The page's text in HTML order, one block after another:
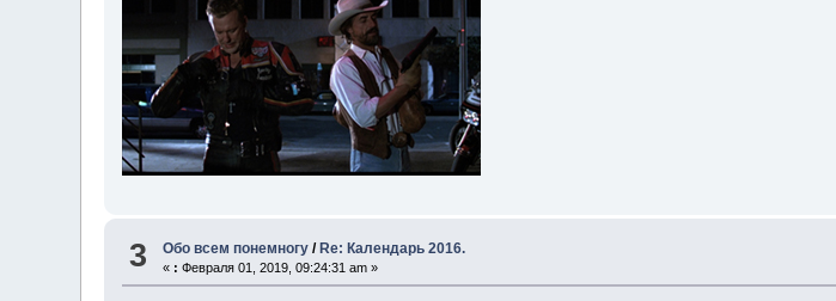
3 Обо всем понемногу / Re: Календарь 2016.
« : Февраля 01, 2019, 09:24:31 am »